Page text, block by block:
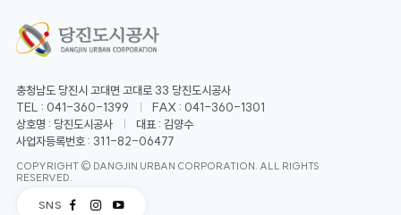
충청남도 당진시 고대면 고대로 33 당진도시공사
TEL : 041-360-1399
FAX : 041-360-1301
상호명 : 당진도시공사
대표 : 김양수
사업자등록번호 : 311-82-06477
COPYRIGHT © DANGJIN URBAN CORPORATION. ALL RIGHTS
RESERVED.
SNS 페 인 유